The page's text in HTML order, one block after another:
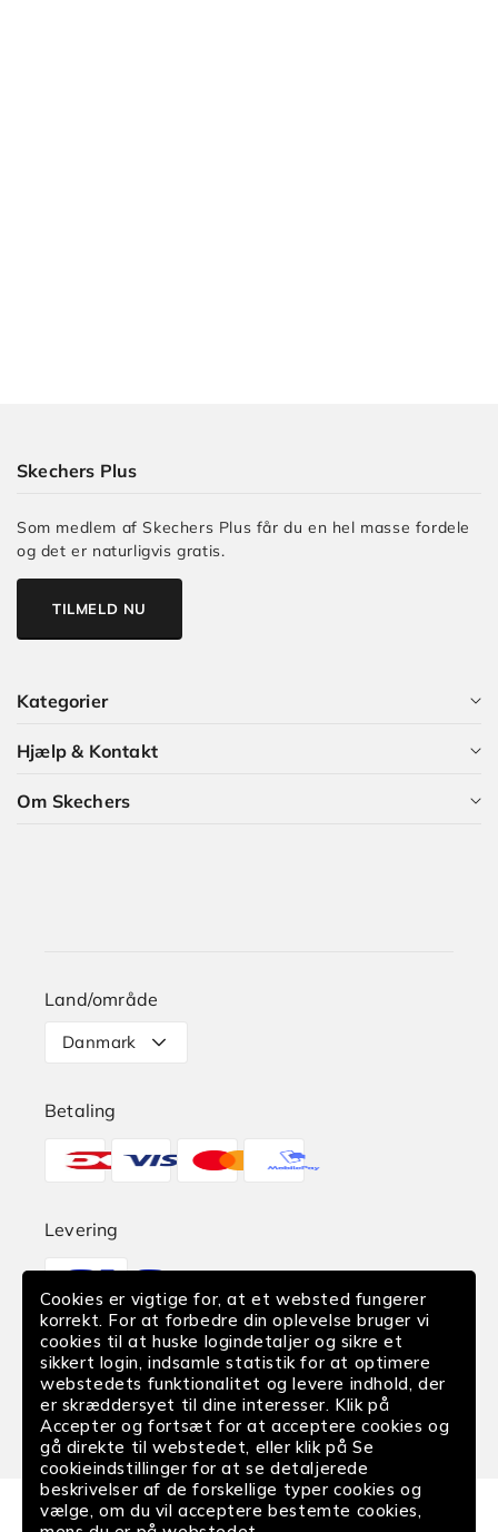
Kategorier
Hjælp & Kontakt
Reklamation
Find butik
EAN-Betaling
Fortrydelse af køb
Om Skechers
Skechers Plus
Som medlem af Skechers Plus får du en hel masse fordele
og det er naturligvis gratis.
TILMELD NU
Land/område
Danmark
Betaling
Levering
missing:
da.sections.footer.delivery
Følg os
FacebookInstagramYouTube
Cookies er vigtige for, at et websted fungerer
korrekt. For at forbedre din oplevelse bruger vi
cookies til at huske logindetaljer og sikre et
sikkert login, indsamle statistik for at optimere
webstedets funktionalitet og levere indhold, der
er skræddersyet til dine interesser. Klik på
Accepter og fortsæt for at acceptere cookies og
gå direkte til webstedet, eller klik på Se
cookieindstillinger for at se detaljerede
beskrivelser af de forskellige typer cookies og
vælge, om du vil acceptere bestemte cookies,